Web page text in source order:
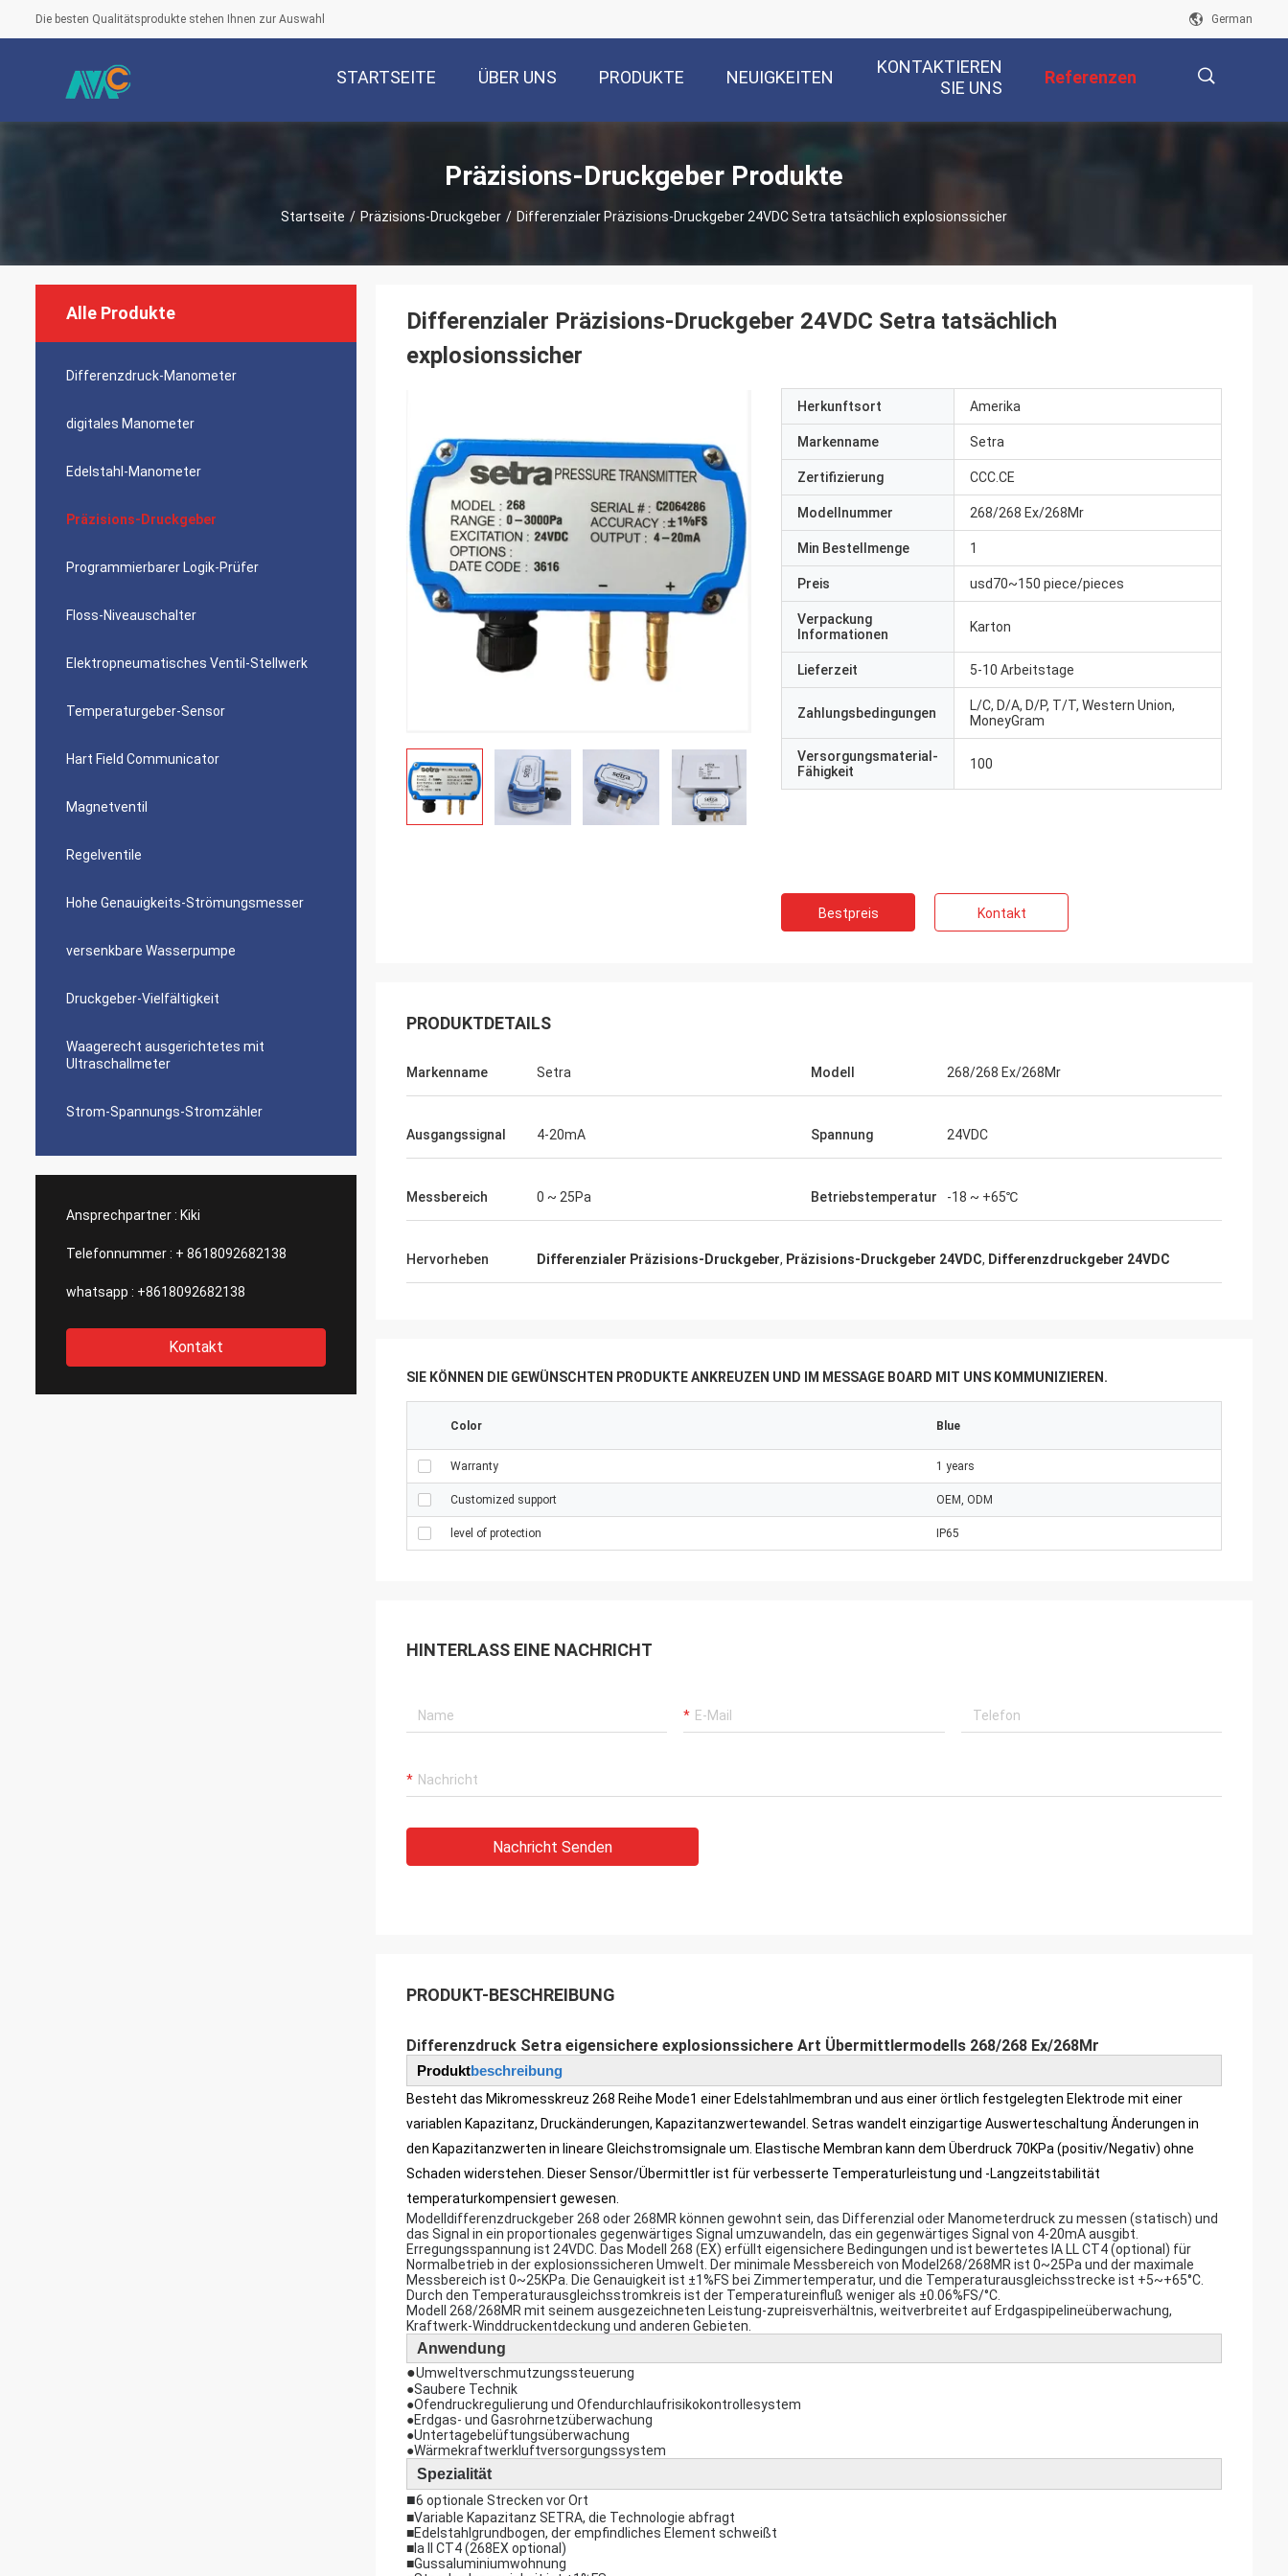
Die besten Qualitätsprodukte stehen Ihnen zur Auswahl German
STARTSEITE ÜBER UNS PRODUKTE NEUIGKEITEN
KONTAKTIEREN
SIE UNS
Referenzen
Präzisions-Druckgeber Produkte
Startseite / Präzisions-Druckgeber / Differenzialer Präzisions-Druckgeber 24VDC Setra tatsächlich explosionssicher
Alle Produkte
Differenzdruck-Manometer
digitales Manometer
Edelstahl-Manometer
Präzisions-Druckgeber
Programmierbarer Logik-Prüfer
Floss-Niveauschalter
Elektropneumatisches Ventil-Stellwerk
Temperaturgeber-Sensor
Hart Field Communicator
Magnetventil
Regelventile
Hohe Genauigkeits-Strömungsmesser
versenkbare Wasserpumpe
Druckgeber-Vielfältigkeit
Waagerecht ausgerichtetes mit
Ultraschallmeter
Strom-Spannungs-Stromzähler
Ansprechpartner : Kiki
Telefonnummer : + 8618092682138
whatsapp : +8618092682138
Kontakt
Differenzialer Präzisions-Druckgeber 24VDC Setra tatsächlich
explosionssicher
Herkunftsort Amerika
Markenname Setra
Zertifizierung CCC.CE
Modellnummer 268/268 Ex/268Mr
Min Bestellmenge 1
Preis usd70~150 piece/pieces
Verpackung
Informationen
Karton
Lieferzeit 5-10 Arbeitstage
Zahlungsbedingungen
L/C, D/A, D/P, T/T, Western Union,
MoneyGram
Versorgungsmaterial-
Fähigkeit
100
Bestpreis Kontakt
PRODUKTDETAILS
Markenname Setra Modell 268/268 Ex/268Mr
Ausgangssignal 4-20mA Spannung 24VDC
Messbereich 0 ~ 25Pa Betriebstemperatur -18 ~ +65℃
Hervorheben Differenzialer Präzisions-Druckgeber, Präzisions-Druckgeber 24VDC, Differenzdruckgeber 24VDC
SIE KÖNNEN DIE GEWÜNSCHTEN PRODUKTE ANKREUZEN UND IM MESSAGE BOARD MIT UNS KOMMUNIZIEREN.
Color Blue
Warranty 1 years
Customized support OEM, ODM
level of protection IP65
HINTERLASS EINE NACHRICHT
Nachricht Senden
PRODUKT-BESCHREIBUNG
Differenzdruck Setra eigensichere explosionssichere Art Übermittlermodells 268/268 Ex/268Mr
Produktbeschreibung
Besteht das Mikromesskreuz 268 Reihe Mode1 einer Edelstahlmembran und aus einer örtlich festgelegten Elektrode mit einer
variablen Kapazitanz, Druckänderungen, Kapazitanzwertewandel.
Setras wandelt einzigartige Auswerteschaltung Änderungen in
den Kapazitanzwerten in lineare Gleichstromsignale um. Elastische Membran kann dem Überdruck 70KPa (positiv/Negativ) ohne
Schaden widerstehen. Dieser Sensor/Übermittler ist für verbesserte Temperaturleistung und -Langzeitstabilität
temperaturkompensiert gewesen.
Modelldifferenzdruckgeber 268 oder 268MR können gewohnt sein, das Differenzial oder Manometerdruck zu messen (statisch) und
das Signal in ein proportionales gegenwärtiges Signal umzuwandeln, das ein gegenwärtiges Signal von 4-20mA ausgibt.
Erregungsspannung ist 24VDC. Das Modell 268 (EX) erfüllt eigensichere Bedingungen und ist bewertetes IA LL CT4 (optional) für
Normalbetrieb in der explosionssicheren Umwelt. Der minimale Messbereich von Model268/268MR ist 0~25Pa und der maximale
Messbereich ist 0~25KPa. Die Genauigkeit ist ±1%FS bei Zimmertemperatur, und die Temperaturausgleichsstrecke ist +5~+65°C.
Durch den Temperaturausgleichsstromkreis ist der Temperatureinfluß weniger als ±0.06%FS/°C.
Modell 268/268MR mit seinem ausgezeichneten Leistung-zupreisverhältnis, weitverbreitet auf Erdgaspipelineüberwachung,
Kraftwerk-Winddruckentdeckung und anderen Gebieten.
Anwendung
●Umweltverschmutzungssteuerung
●Saubere Technik
●Ofendruckregulierung und Ofendurchlaufrisikokontrollesystem
●Erdgas- und Gasrohrnetzüberwachung
●Untertagebelüftungsüberwachung
●Wärmekraftwerkluftversorgungssystem
Spezialität
■6 optionale Strecken vor Ort
■Variable Kapazitanz SETRA, die Technologie abfragt
■Edelstahlgrundbogen, der empfindliches Element schweißt
■Ia II CT4 (268EX optional)
■Gussaluminiumwohnung